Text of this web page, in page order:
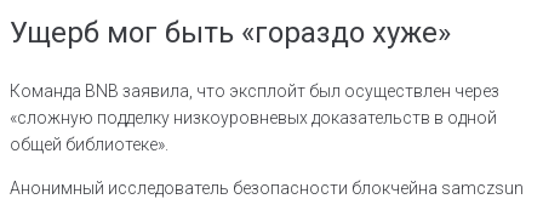
Ущерб мог быть «гораздо хуже»
Команда BNB заявила, что эксплойт был осуществлен через
«сложную подделку низкоуровневых доказательств в одной
общей библиотеке».
Анонимный исследователь безопасности блокчейна samczsun